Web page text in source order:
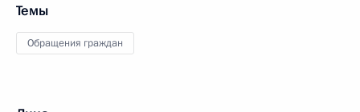
Темы
Обращения граждан